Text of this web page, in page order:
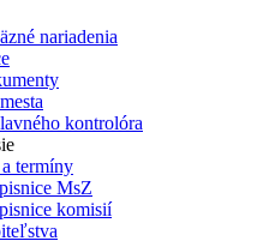
nariadenia
kontrolóra
termíny
MsZ
komisií